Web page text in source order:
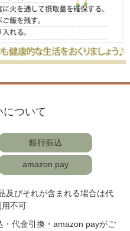
について
銀行振込
amazon pay
及びそれが含まれる場合は代
不可
代金引換・amazon payがご